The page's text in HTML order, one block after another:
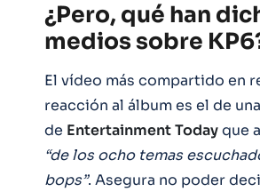
¿Pero, qué han
medios sobre
El vídeo más compartido en
reacción al álbum es el de
de EntertainmentTodayque
“de los ocho temas
bops”. Asegura no poder